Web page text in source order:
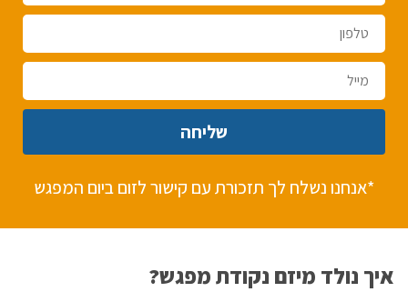
שליחה
*אנחנו נשלח לך תזכורת עם קישור לזום ביום המפגש
איך נולד מיזם נקודת מפגש?